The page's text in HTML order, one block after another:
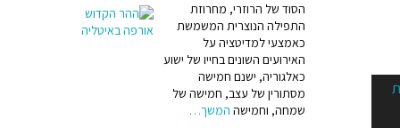
הסוד של הרוזרי, מחרוזת
התפילה הנוצרית המשמשת
כאמצעי למדיטציה על
האירועים השונים בחייו של ישוע
כאלגוריה, ישנם חמישה
מסתורין של עצב, חמישה של
שמחה, וחמישה המשך…